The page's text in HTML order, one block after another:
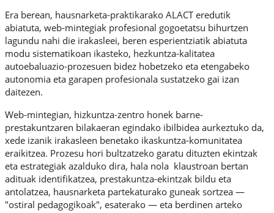
Era berean, hausnarketa-praktikarako ALACT eredutik
abiatuta, web-mintegiak profesional gogoetatsu bihurtzen
lagundu nahi die irakasleei, beren esperientziatik abiatuta
modu sistematikoan ikasteko, hezkuntza-kalitatea
autoebaluazio-prozesuen bidez hobetzeko eta etengabeko
autonomia eta garapen profesionala sustatzeko gai izan
daitezen.
Web-mintegian, hizkuntza-zentro honek barne-
prestakuntzaren bilakaeran egindako ibilbidea aurkeztuko da,
xede izanik irakasleen benetako ikaskuntza-komunitatea
eraikitzea. Prozesu hori bultzatzeko garatu dituzten ekintzak
eta estrategiak azalduko dira, hala nola klaustroan bertan
adituak identifikatzea, prestakuntza-ekintzak bildu eta
antolatzea, hausnarketa partekaturako guneak sortzea —
"ostiral pedagogikoak", esaterako — eta berdinen arteko